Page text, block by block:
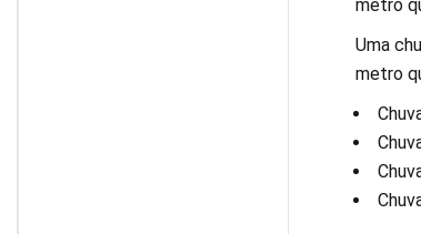
metro
Uma
metro